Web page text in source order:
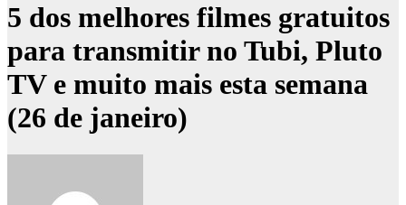
5 dos melhores filmes gratuitos
para transmitir no Tubi, Pluto
TV e muito mais esta semana
(26 de janeiro)